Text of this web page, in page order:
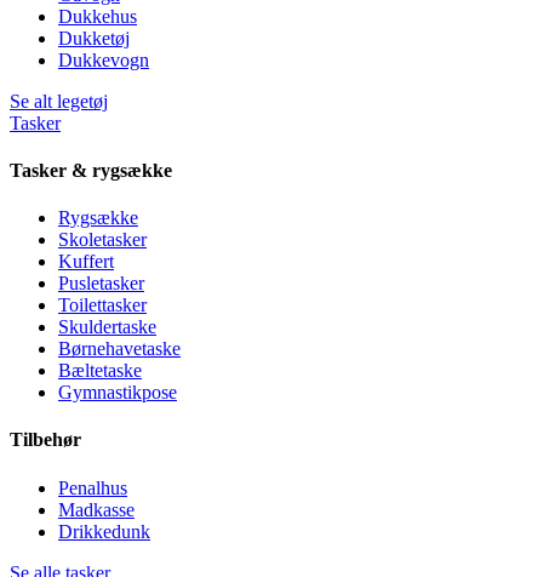
Dukkehus
Dukketøj
Dukkevogn
Se alt legetøj
Tasker
Tasker & rygsække
Rygsække
Skoletasker
Kuffert
Pusletasker
Toilettasker
Skuldertaske
Børnehavetaske
Bæltetaske
Gymnastikpose
Tilbehør
Penalhus
Madkasse
Drikkedunk
Se alle tasker